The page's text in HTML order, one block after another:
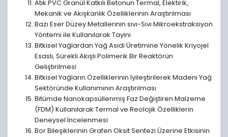
Atık PVC Granül Katkılı Betonun Termal, Elektirik,
Mekanik ve Akışkanlık Özelliklerinin Araştırılması
Bazı Eser Düzey Metallerinin sıvı-Sıvı Mikroekstraksiyon
Yöntemi ile Kullanılarak Tayini
Bitkisel Yağlardan Yağ Asidi Üretimine Yönelik Kriyojel
Esaslı, Sürekli Akışlı Polimerik Bir Reaktörün
Geliştirilmesi
Bitkisel Yağların Özelliklerinin İyileştirilerek Madeni Yağ
Sektöründe Kullanımının Araştırılması
Bitümde Nanokapsüllenmiş Faz Değiştiren Malzeme
(FDM) Kullanılarak Termal ve Reolojik Özelliklerin
Deneysel İncelenmesi
Bor Bileşiklerinin Grafen Oksit Sentezi Üzerine Etkisinin